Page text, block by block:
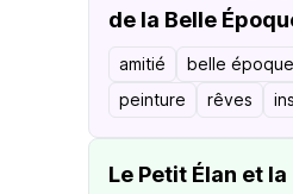
de la Belle
amitié belle époque
peinture
rêves
Le Petit Élan et la